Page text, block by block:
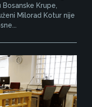
Krupe,
Milorad Kotur nije